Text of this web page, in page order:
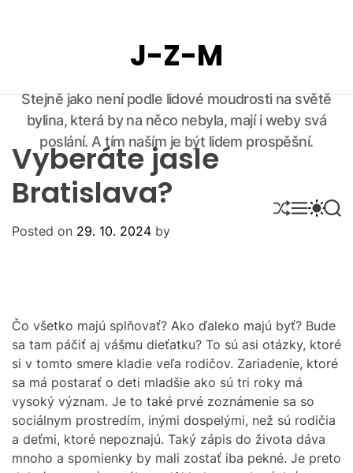
J-Z-M
Stejně jako není podle lidové moudrosti na světě
bylina, která by na něco nebyla, mají i weby svá
poslání. A tím naším je být lidem prospěšní.
S
H
M
E
S
W
L
O
R
M
E
S
E
Vyberáte jasle
Bratislava?
Posted on 29. 10. 2024 by
Čo všetko majú splňovať? Ako ďaleko majú byť? Bude
sa tam páčiť aj vášmu dieťatku? To sú asi otázky, ktoré
si v tomto smere kladie veľa rodičov. Zariadenie, ktoré
sa má postarať o deti mladšie ako sú tri roky má
vysoký význam. Je to také prvé zoznámenie sa so
sociálnym prostredím, inými dospelými, než sú rodičia
a deťmi, ktoré nepoznajú. Taký zápis do života dáva
mnoho a spomienky by mali zostať iba pekné. Je preto